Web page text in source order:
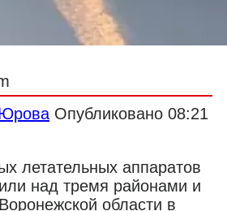
Опубликовано 08:21
летательных аппаратов
над тремя районами и
области в